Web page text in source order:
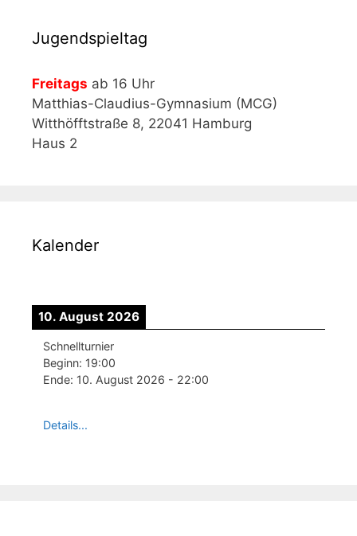
Jugendspieltag
Freitags ab 16 Uhr
Matthias-Claudius-Gymnasium (MCG)
Witthöfftstraße 8, 22041 Hamburg
Haus 2
Kalender
10. August 2026
Schnellturnier
Beginn: 19:00
Ende: 10. August 2026 - 22:00
Details...